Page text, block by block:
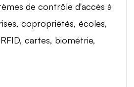
de contrôle d'accès à
copropriétés, écoles,
cartes, biométrie,